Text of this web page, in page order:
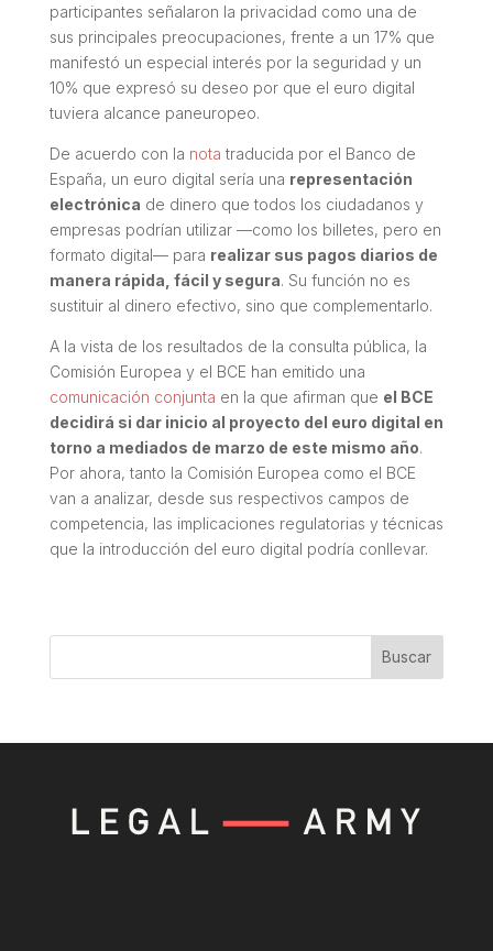
participantes señalaron la privacidad como una de
sus principales preocupaciones, frente a un 17% que
manifestó un especial interés por la seguridad y un
10% que expresó su deseo por que el euro digital
tuviera alcance paneuropeo.
De acuerdo con la nota traducida por el Banco de
España, un euro digital sería una representación
electrónica de dinero que todos los ciudadanos y
empresas podrían utilizar —como los billetes, pero en
formato digital— para realizar sus pagos diarios de
manera rápida, fácil y segura. Su función no es
sustituir al dinero efectivo, sino que complementarlo.
A la vista de los resultados de la consulta pública, la
Comisión Europea y el BCE han emitido una
comunicación conjunta en la que afirman que el BCE
decidirá si dar inicio al proyecto del euro digital en
torno a mediados de marzo de este mismo año.
Por ahora, tanto la Comisión Europea como el BCE
van a analizar, desde sus respectivos campos de
competencia, las implicaciones regulatorias y técnicas
que la introducción del euro digital podría conllevar.
Buscar